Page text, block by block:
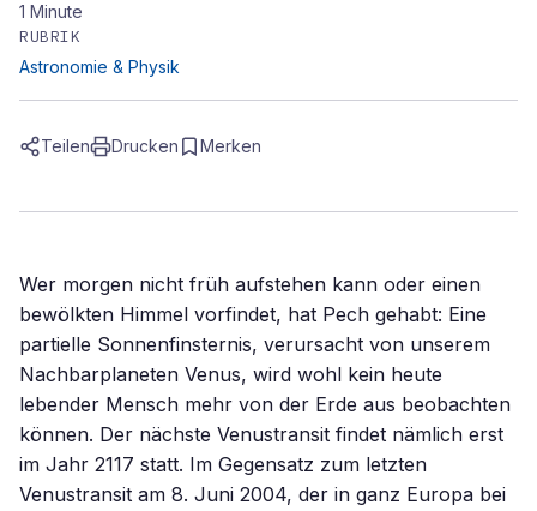
1 Minute
RUBRIK
Astronomie & Physik
Teilen Drucken Merken
Wer morgen nicht früh aufstehen kann oder einen
bewölkten Himmel vorfindet, hat Pech gehabt: Eine
partielle Sonnenfinsternis, verursacht von unserem
Nachbarplaneten Venus, wird wohl kein heute
lebender Mensch mehr von der Erde aus beobachten
können. Der nächste Venustransit findet nämlich erst
im Jahr 2117 statt. Im Gegensatz zum letzten
Venustransit am 8. Juni 2004, der in ganz Europa bei